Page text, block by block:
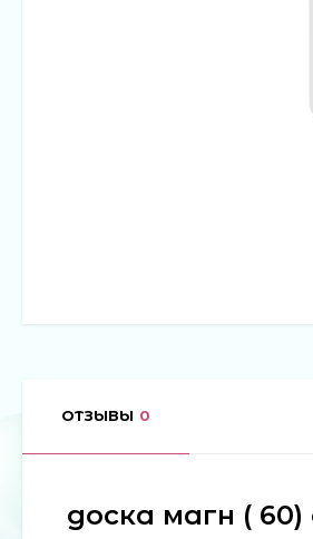
ОТЗЫВЫ 0
доска магн (